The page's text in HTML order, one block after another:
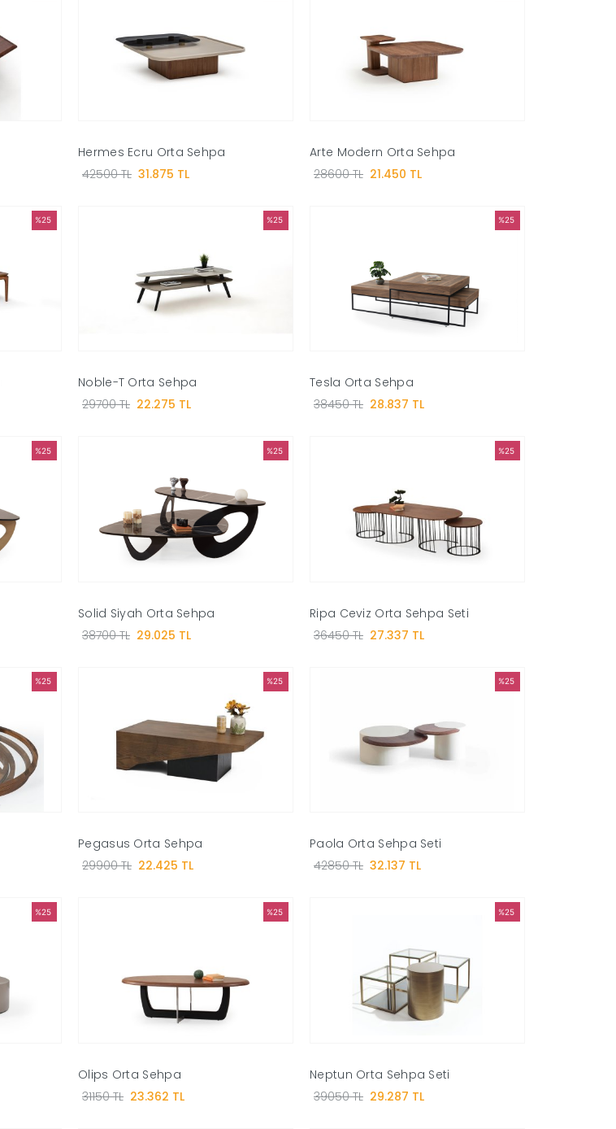
Hermes Ecru Orta Sehpa
42500 TL 31.875 TL
Arte Modern Orta Sehpa
28600 TL 21.450 TL
%25 %25
Noble-T Orta Sehpa
29700 TL 22.275 TL
%25
Tesla Orta Sehpa
38450 TL 28.837 TL
%25 %25
Solid Siyah Orta Sehpa
38700 TL 29.025 TL
%25
Ripa Ceviz Orta Sehpa Seti
36450 TL 27.337 TL
%25 %25
Pegasus Orta Sehpa
29900 TL 22.425 TL
%25
Paola Orta Sehpa Seti
42850 TL 32.137 TL
%25 %25
Olips Orta Sehpa
31150 TL 23.362 TL
%25
Neptun Orta Sehpa Seti
39050 TL 29.287 TL